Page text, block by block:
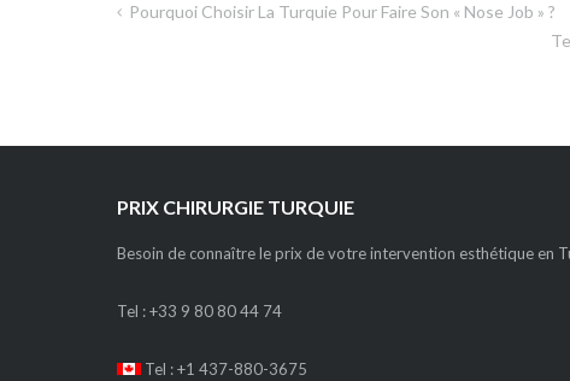
Navigation
l’article
Pourquoi Choisir La Turquie Pour Faire Son « Nose Job » ?
PRIX CHIRURGIE TURQUIE
Besoin de connaître le prix de votre intervention esthétique en
Tel :+33 9 80 80 44 74
Tel : +1 437-880-3675